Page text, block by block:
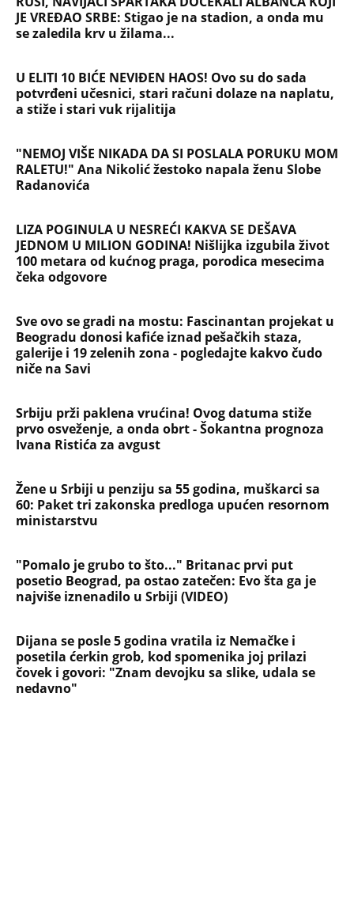
JE VREĐAO SRBE: Stigao je na stadion, a onda mu
se zaledila krv u žilama...
U ELITI 10 BIĆE NEVIĐEN HAOS! Ovo su do sada
potvrđeni učesnici, stari računi dolaze na naplatu,
a stiže i stari vuk rijalitija
"NEMOJ VIŠE NIKADA DA SI POSLALA PORUKU MOM
RALETU!" Ana Nikolić žestoko napala ženu Slobe
Radanovića
LIZA POGINULA U NESREĆI KAKVA SE DEŠAVA
JEDNOM U MILION GODINA! Nišlijka izgubila život
100 metara od kućnog praga, porodica mesecima
čeka odgovore
Sve ovo se gradi na mostu: Fascinantan projekat u
Beogradu donosi kafiće iznad pešačkih staza,
galerije i 19 zelenih zona - pogledajte kakvo čudo
niče na Savi
Srbiju prži paklena vrućina! Ovog datuma stiže
prvo osveženje, a onda obrt - Šokantna prognoza
Ivana Ristića za avgust
Žene u Srbiji u penziju sa 55 godina, muškarci sa
60: Paket tri zakonska predloga upućen resornom
ministarstvu
"Pomalo je grubo to što..." Britanac prvi put
posetio Beograd, pa ostao zatečen: Evo šta ga je
najviše iznenadilo u Srbiji (VIDEO)
Dijana se posle 5 godina vratila iz Nemačke i
posetila ćerkin grob, kod spomenika joj prilazi
čovek i govori: "Znam devojku sa slike, udala se
nedavno"